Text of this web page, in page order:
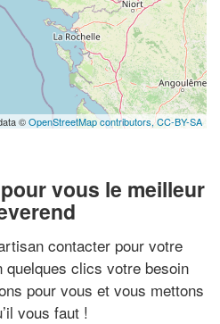
©OpenStreetMap contributors,CC-BY-SA
vous le meilleur
contacter pour votre
quelques clics votre besoin
pour vous et vous mettons
vous faut !